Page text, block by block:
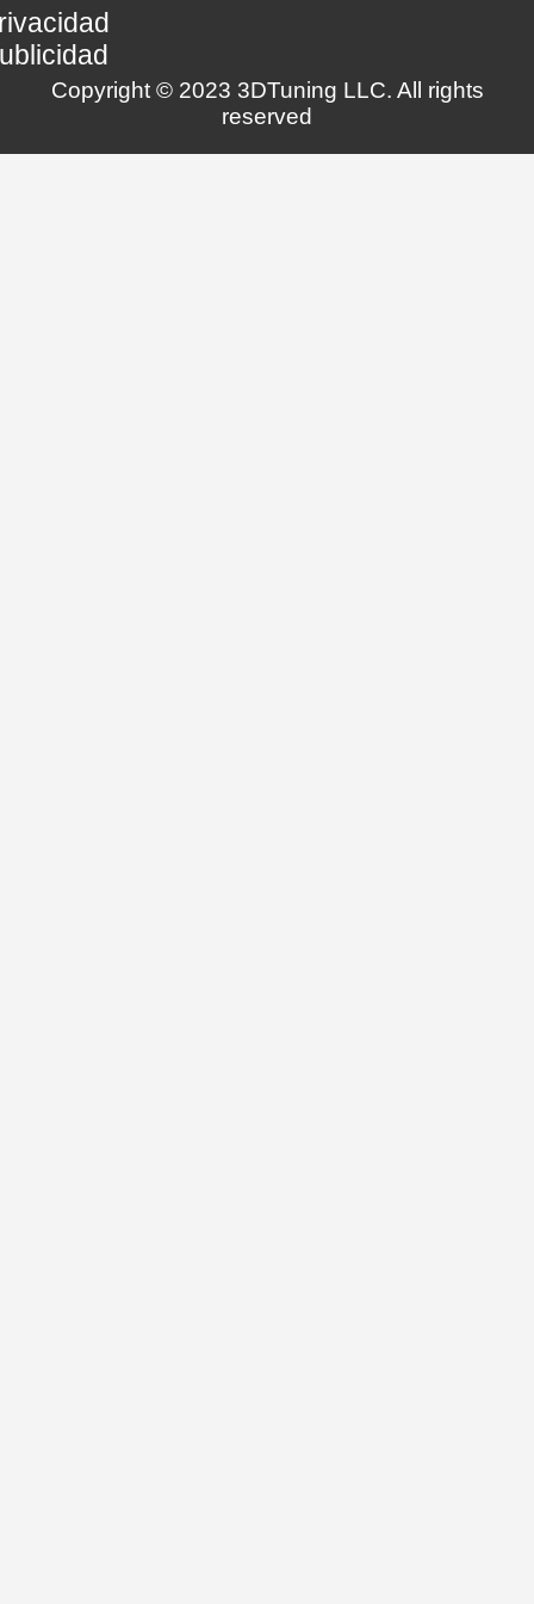
Copyright © 2023 3DTuning LLC. All rights
reserved